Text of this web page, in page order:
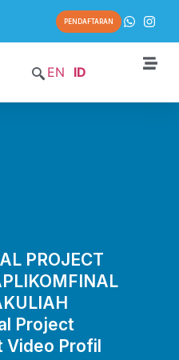
PENDAFTARAN
EN ID
PROJECT
Project
Video Profil